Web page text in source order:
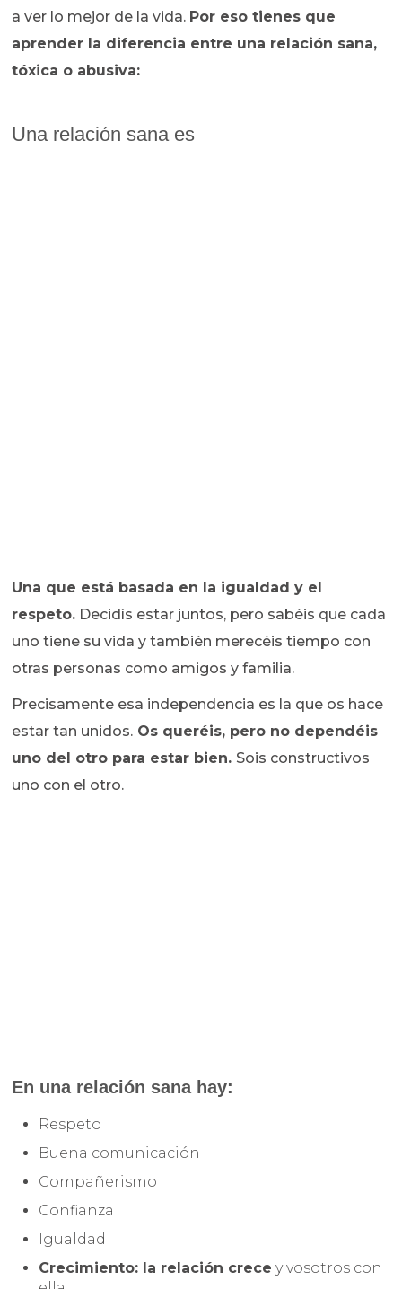
a ver lo mejor de la vida. Por eso tienes que
aprender la diferencia entre una relación sana,
tóxica o abusiva:
Una relación sana es
Una que está basada en la igualdad y el
respeto. Decidís estar juntos, pero sabéis que cada
uno tiene su vida y también merecéis tiempo con
otras personas como amigos y familia.
Precisamente esa independencia es la que os hace
estar tan unidos. Os queréis, pero no dependéis
uno del otro para estar bien. Sois constructivos
uno con el otro.
En una relación sana hay:
Respeto
Buena comunicación
Compañerismo
Confianza
Igualdad
Crecimiento: la relación crece y vosotros con